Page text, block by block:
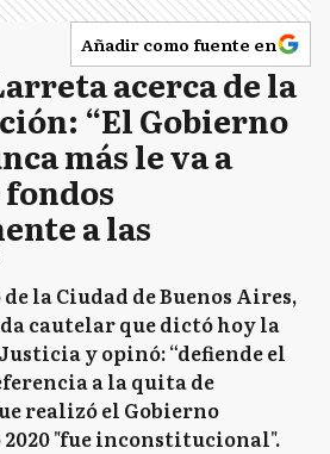
Añadir como fuente en
acerca de la
“El Gobierno
más le va a
a las
la Ciudad de Buenos Aires,
cautelar que dictó hoy la
y opinó: “defiende el
a la quita de
realizó el Gobierno
2020 "fue inconstitucional".